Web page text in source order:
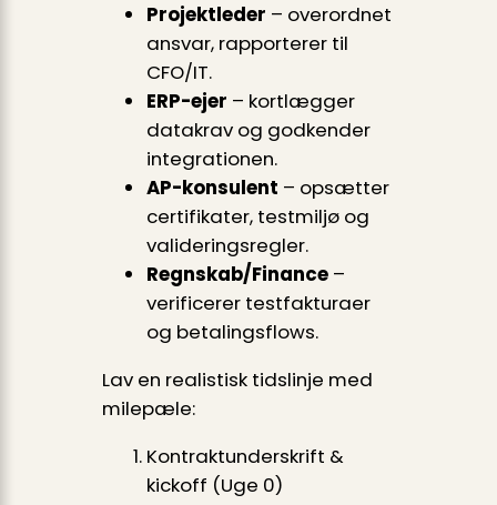
Projektleder – overordnet
ansvar, rapporterer til
CFO/IT.
ERP-ejer – kortlægger
datakrav og godkender
integrationen.
AP-konsulent – opsætter
certifikater, testmiljø og
valideringsregler.
Regnskab/Finance–
verificerer testfakturaer
og betalingsflows.
Lav en realistisk tidslinje med
milepæle:
Kontraktunderskrift &
kickoff (Uge 0)